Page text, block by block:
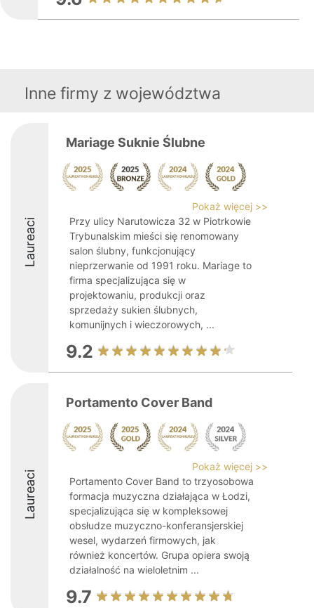
Inne firmy z województwa
Laureaci
Mariage Suknie Ślubne
Pokaż więcej >>
Przy ulicy Narutowicza 32 w Piotrkowie
Trybunalskim mieści się renomowany
salon ślubny, funkcjonujący
nieprzerwanie od 1991 roku. Mariage to
firma specjalizująca się w
projektowaniu, produkcji oraz
sprzedaży sukien ślubnych,
komunijnych i wieczorowych, ...
9.2
Laureaci
Portamento Cover Band
Pokaż więcej >>
Portamento Cover Band to trzyosobowa
formacja muzyczna działająca w Łodzi,
specjalizująca się w kompleksowej
obsłudze muzyczno-konferansjerskiej
wesel, wydarzeń firmowych, jak
również koncertów. Grupa opiera swoją
działalność na wieloletnim ...
9.7